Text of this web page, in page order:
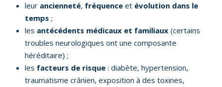
leur ancienneté, fréquence et évolution dans le
temps ;
les antécédents médicaux et familiaux (certains
troubles neurologiques ont une composante
héréditaire) ;
les facteurs de risque : diabète, hypertension,
traumatisme crânien, exposition à des toxines,